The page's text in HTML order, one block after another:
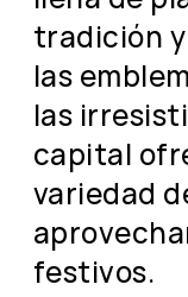
tradición
las
las
capital
variedad
festivos.